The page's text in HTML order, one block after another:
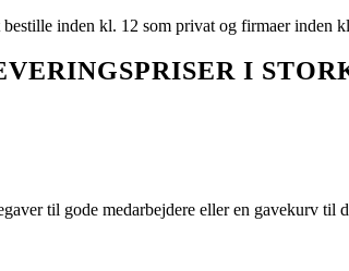
inden kl. 12 som privat og firmaer inden
I
til gode medarbejdere eller en gavekurv til